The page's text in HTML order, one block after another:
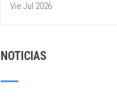
Vie Jul 2026
NOTICIAS